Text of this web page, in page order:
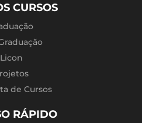
CURSOS
Licon
de Cursos
RÁPIDO